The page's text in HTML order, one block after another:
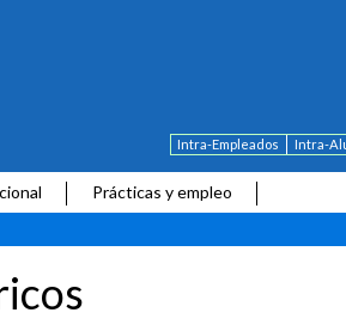
Intra-Empleados Intra-
Prácticas y empleo